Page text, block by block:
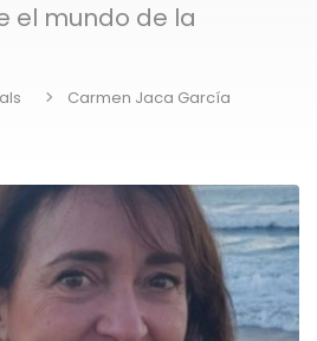
el mundo de la
Carmen Jaca García